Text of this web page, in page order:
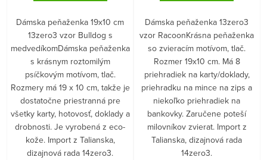
Dámska peňaženka 19x10 cm
13zero3 vzor Bulldog s
medvedíkomDámska peňaženka
s krásnym roztomilým
psíčkovým motívom, tlač.
Rozmery má 19 x 10 cm, takže je
dostatočne priestranná pre
všetky karty, hotovosť, doklady a
drobnosti. Je vyrobená z eco-
kože. Import z Talianska,
dizajnová rada 14zero3.
Dámska peňaženka 13zero3
vzor RacoonKrásna peňaženka
so zvieracím motívom, tlač.
Rozmer 19x10 cm. Má 8
priehradiek na karty/doklady,
priehradku na mince na zips a
niekoľko priehradiek na
bankovky. Zaručene poteší
milovníkov zvierat. Import z
Talianska, dizajnová rada
14zero3.